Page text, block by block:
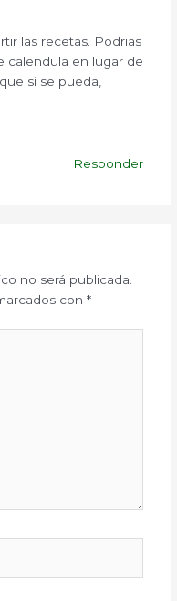
las recetas. Podrias
calendula en lugar de
si se pueda,
Responder
no será publicada.
con *